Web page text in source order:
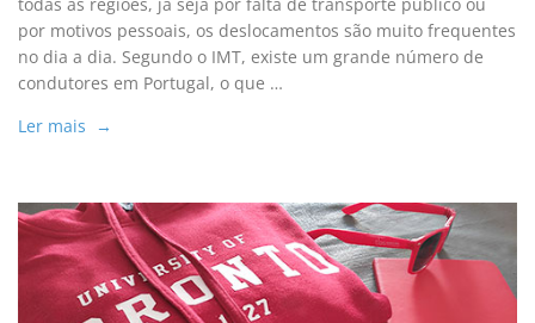
todas as regiões, já seja por falta de transporte público ou
por motivos pessoais, os deslocamentos são muito frequentes
no dia a dia. Segundo o IMT, existe um grande número de
condutores em Portugal, o que …
Ler mais →